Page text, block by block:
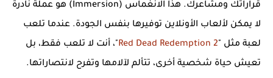
قراراتك ومشاعرك. هذا الانغماس (Immersion) هو عملة نادرة
لا يمكن لألعاب الأونلاين توفيرها بنفس الجودة. عندما تلعب
لعبة مثل "Red Dead Redemption 2"، أنت لا تلعب فقط، بل
تعيش حياة شخصية أخرى، تتألم لآلامها وتفرح لانتصاراتها.